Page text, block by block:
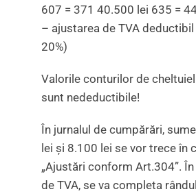
607 = 371 40.500 lei 635 =
– ajustarea de TVA
20%)
Valorile conturilor de
sunt nedeductibile!
În jurnalul de cumpărări,
lei și 8.100 lei se vor trece în
„Ajustări conform Art.304”.
de TVA, se va completa